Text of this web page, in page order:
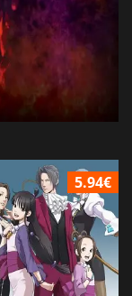
5.94€